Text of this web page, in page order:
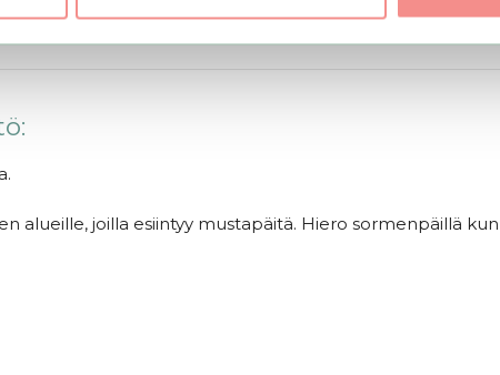
alueille, joilla esiintyy mustapäitä. Hiero sormenpäillä